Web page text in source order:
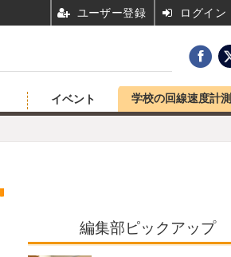
イベント 学校の回線速度計測
編集部ピックアップ
ユーザー登録 ログイン